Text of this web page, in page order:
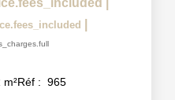
m²Réf : 965